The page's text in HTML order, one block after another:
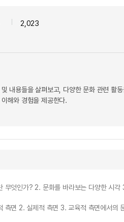
2,023
내용들을 살펴보고, 다양한 문화 관련 활
해와 경험을 제공한다.
무엇인가? 2. 문화를 바라보는 다양한 시각
측면 2. 실제적 측면 3. 교육적 측면에서의